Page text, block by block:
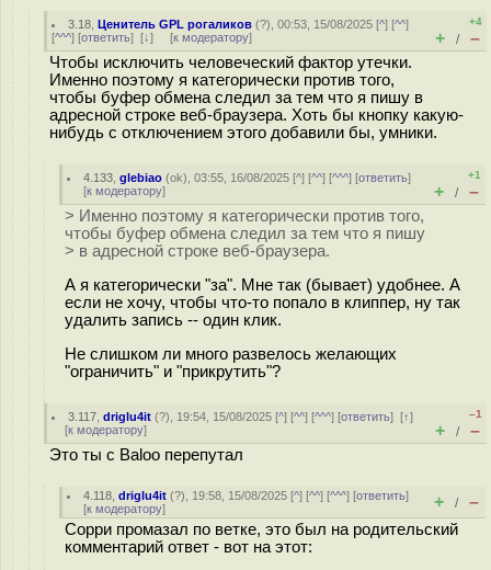
3.18 ,Ценитель GPL рогаликов (?), 00:53, 15/08/2025 [^] [^^]
[^^^] [ответить] [↓] [к модератору]
+4
+ / –
Чтобы исключить человеческий фактор утечки.
Именно поэтому я категорически против того,
чтобы буфер обмена следил за тем что я пишу в
адресной строке веб-браузера. Хоть бы кнопку какую-
нибудь с отключением этого добавили бы, умники.
4.133 ,glebiao (ok), 03:55, 16/08/2025 [^] [^^] [^^^] [ответить]
[к модератору]
+1
+ / –
> Именно поэтому я категорически против того,
чтобы буфер обмена следил за тем что я пишу
> в адресной строке веб-браузера.
А я категорически "за". Мне так (бывает) удобнее. А
если не хочу, чтобы что-то попало в клиппер, ну так
удалить запись -- один клик.
Не слишком ли много развелось желающих
"ограничить" и "прикрутить"?
3.117 ,driglu4it (?), 19:54, 15/08/2025 [^] [^^] [^^^] [ответить][↑]
[к модератору]
–1
+ / –
Это ты с Baloo перепутал
4.118 ,driglu4it (?), 19:58, 15/08/2025 [^] [^^] [^^^] [ответить]
[к модератору] + / –
Сорри промазал по ветке, это был на родительский
комментарий ответ - вот на этот: